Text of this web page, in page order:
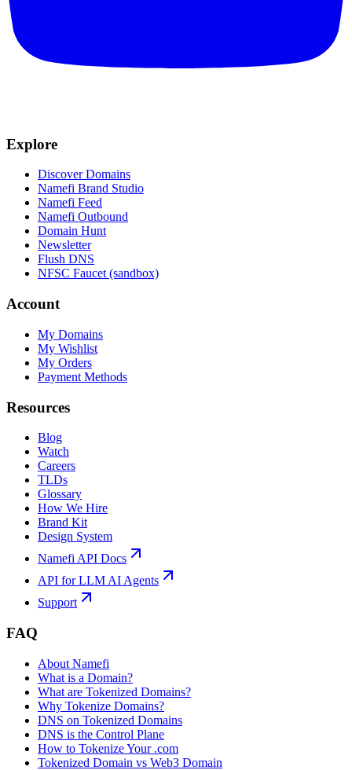
Explore
Discover Domains
Namefi Brand Studio
Namefi Feed
Namefi Outbound
Domain Hunt
Newsletter
Flush DNS
NFSC Faucet (sandbox)
Account
My Domains
My Wishlist
My Orders
Payment Methods
Resources
Blog
Watch
Careers
TLDs
Glossary
How We Hire
Brand Kit
Design System
Namefi API Docs
API for LLM AI Agents
Support
FAQ
About Namefi
What is a Domain?
What are Tokenized Domains?
Why Tokenize Domains?
DNS on Tokenized Domains
DNS is the Control Plane
How to Tokenize Your .com
Tokenized Domain vs Web3 Domain